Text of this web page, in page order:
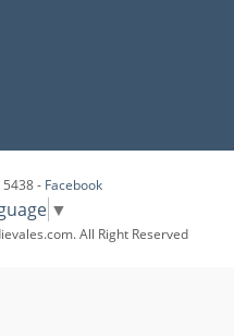
5438 - Facebook
▼
All Right Reserved